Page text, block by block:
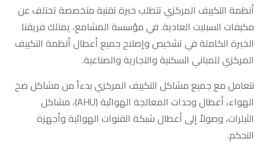
أنظمة التكييف المركزي تتطلب خبرة تقنية متخصصة تختلف عن
مكيفات السبليت العادية. في مؤسسة المشامع، يمتلك فريقنا
الخبرة الكاملة في تشخيص وإصلاح جميع أعطال أنظمة التكييف
المركزي للمباني السكنية والتجارية والصناعية.
نتعامل مع جميع مشاكل التكييف المركزي بدءاً من مشاكل ضخ
الهواء، أعطال وحدات المعالجة الهوائية (AHU)، مشاكل
الثيلرات، وصولاً إلى أعطال شبكة القنوات الهوائية وأجهزة
التحكم.